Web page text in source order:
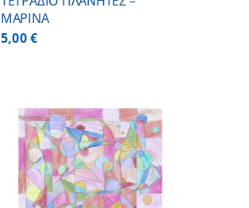
ΜΑΡΙΝΑ
5,00€